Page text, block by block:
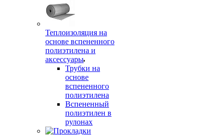
Теплоизоляция на
основе вспененного
полиэтилена и
аксессуары
Трубки на
основе
вспененного
полиэтилена
Вспененный
полиэтилен в
рулонах